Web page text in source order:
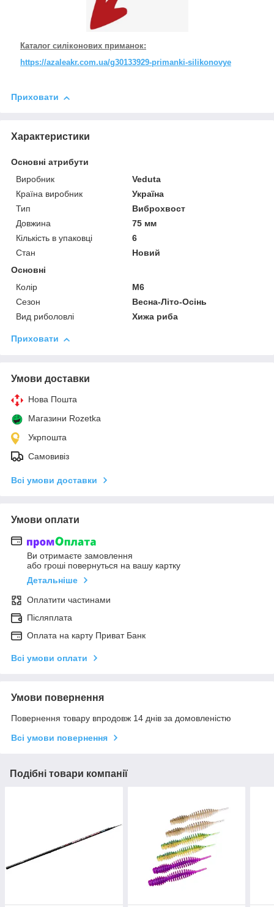
Каталог силіконових приманок:
https://azaleakr.com.ua/g30133929-primanki-silikonovye
Приховати
Характеристики
Основні атрибути
Виробник
Veduta
Країна виробник
Україна
Тип
Виброхвост
Довжина
75 мм
Кількість в упаковці
6
Стан
Новий
Основні
Колір
M6
Сезон
Весна-Літо-Осінь
Вид риболовлі
Хижа риба
Приховати
Умови доставки
Нова Пошта
Магазини Rozetka
Укрпошта
Самовивіз
Всі умови доставки
Умови оплати
Ви отримаєте замовлення
або гроші повернуться на вашу картку
Детальніше
Оплатити частинами
Післяплата
Оплата на карту Приват Банк
Всі умови оплати
Умови повернення
Повернення товару впродовж 14 днів за домовленістю
Всі умови повернення
Подібні товари компанії